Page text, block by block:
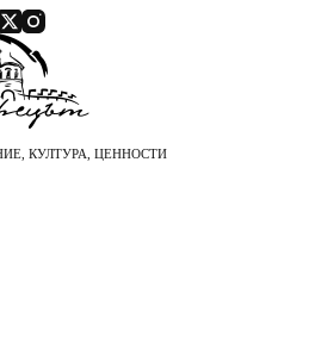
КУЛТУРА, ЦЕННОСТИ